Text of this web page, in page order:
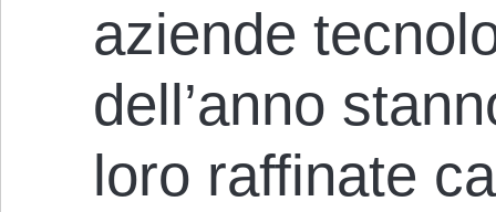
aziende
dell’anno
loro raffinate